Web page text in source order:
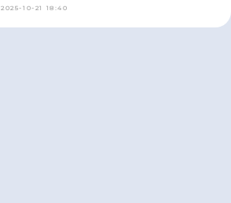
2025-10-21 18:40